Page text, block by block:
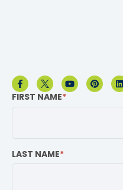
FIRST NAME*
LAST NAME*